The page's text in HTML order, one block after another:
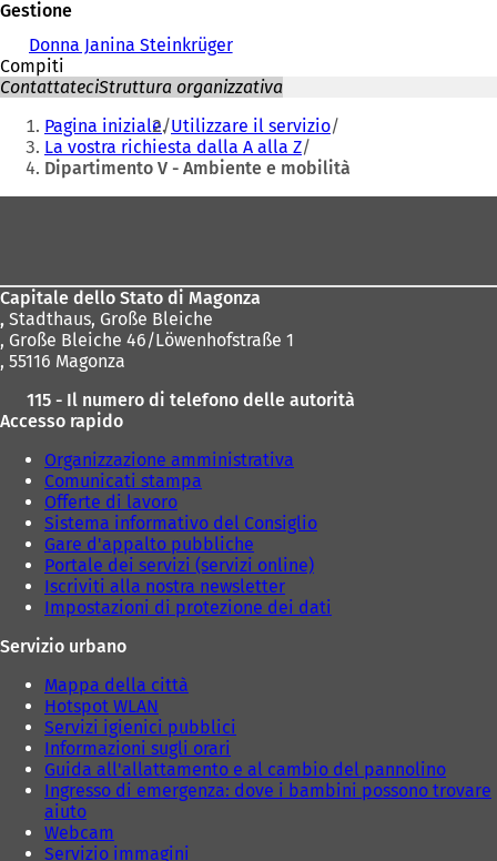
Gestione
Donna Janina Steinkrüger
Compiti
ContattateciStruttura organizzativa
Siete
qui:
Pagina iniziale Utilizzare il servizio
La vostra richiesta dalla A alla Z
Dipartimento V - Ambiente e mobilità
Capitale dello Stato di Magonza
, Stadthaus, Große Bleiche
, Große Bleiche 46/Löwenhofstraße 1
, 55116 Magonza
115 - Il numero di telefono delle autorità
Accesso rapido
Organizzazione amministrativa
Comunicati stampa
Offerte di lavoro
Sistema informativo del Consiglio
Gare d'appalto pubbliche
Portale dei servizi (servizi online)
Iscriviti alla nostra newsletter
Impostazioni di protezione dei dati
Servizio urbano
Mappa della città
Hotspot WLAN
Servizi igienici pubblici
Informazioni sugli orari
Guida all'allattamento e al cambio del pannolino
Ingresso di emergenza: dove i bambini possono trovare
aiuto
Webcam
Servizio immagini